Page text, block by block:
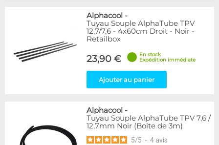
Alphacool -
Tuyau Souple AlphaTube TPV
12,7/7,6 - 4x60cm Droit - Noir -
Retailbox
23,90 €
En stock
Expédition immédiate
Ajouter au panier
Alphacool -
Tuyau Souple AlphaTube TPV 7,6 /
12,7mm Noir (Boite de 3m)
5/5 - 4 avis